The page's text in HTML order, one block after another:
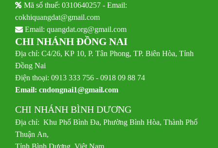
Mã số thuế: 0310640257 - Email:
cokhiquangdat@gmail.com
Email:quangdat.org@gmail.com
CHI NHÁNH ĐỒNG NAI
Địa chỉ: C4/26, KP 10, P. Tân Phong, TP. Biên Hòa, Tỉnh
Đồng Nai
Điện thoại: 0913 333 756 - 0918 09 88 74
Email:cndongnai1@gmail.com
CHI NHÁNH BÌNH DƯƠNG
Địa chỉ: Khu Phố Bình Đa, Phường Bình Hòa, Thành Phố
Thuận An,
Tỉnh Bình Dương, Việt Nam